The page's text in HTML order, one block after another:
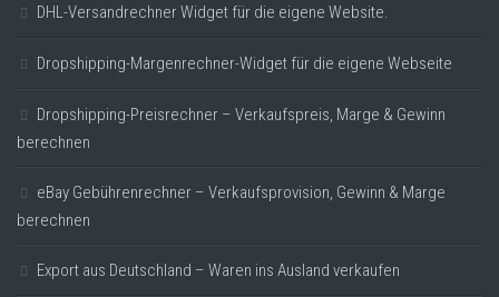
DHL-Versandrechner Widget für die eigene Website.
Dropshipping-Margenrechner-Widget für die eigene Webseite
Dropshipping-Preisrechner – Verkaufspreis, Marge & Gewinn
berechnen
eBay Gebührenrechner – Verkaufsprovision, Gewinn & Marge
berechnen
Export aus Deutschland – Waren ins Ausland verkaufen